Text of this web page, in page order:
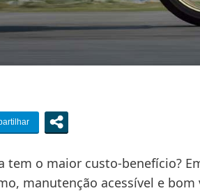
tem o maior custo-benefício?
manutenção acessível e